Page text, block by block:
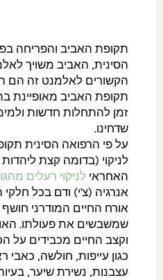
תקופת האביב והפריחה
הסינית, האביב משויך
הקשורים לאלמנט זה הם
תקופת האביב מאופיינת
זמן להתחלות חדשות
שדחינו.
על פי הרפואה הסינית
לניקוי (בדומה קצת
האחראי לניקוי רעלים
אנרגיה (צ'י) ודם בכל
אורח החיים המודרני
שמשבשים את פעולתו.
וקצב החיים מכבידים על
כגון עייפות, חולשה, כאבי
עצבנות, נשירת שיער,